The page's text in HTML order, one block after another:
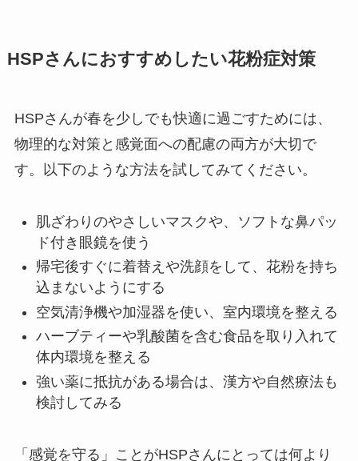
HSPさんにおすすめしたい花粉症対策
HSPさんが春を少しでも快適に過ごすためには、
物理的な対策と感覚面への配慮の両方が大切で
す。以下のような方法を試してみてください。
肌ざわりのやさしいマスクや、ソフトな鼻パッ
ド付き眼鏡を使う
帰宅後すぐに着替えや洗顔をして、花粉を持ち
込まないようにする
空気清浄機や加湿器を使い、室内環境を整える
ハーブティーや乳酸菌を含む食品を取り入れて
体内環境を整える
強い薬に抵抗がある場合は、漢方や自然療法も
検討してみる
「感覚を守る」ことがHSPさんにとっては何より